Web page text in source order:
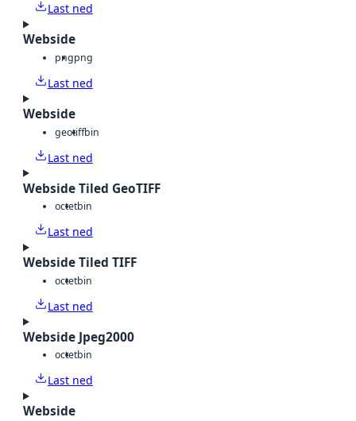
Last ned
Webside
pngpng
Last ned
Webside
geotiffbin
Last ned
Webside Tiled GeoTIFF
octetbin
Last ned
Webside Tiled TIFF
octetbin
Last ned
Webside Jpeg2000
octetbin
Last ned
Webside